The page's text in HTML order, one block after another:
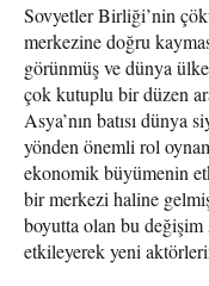
Sovyetler Birliği’nin
merkezine doğru
görünmüş ve dünya
çok kutuplu bir düzen
Asya’nın batısı
yönden önemli rol
ekonomik büyümenin
bir merkezi haline
boyutta olan bu
etkileyerek yeni